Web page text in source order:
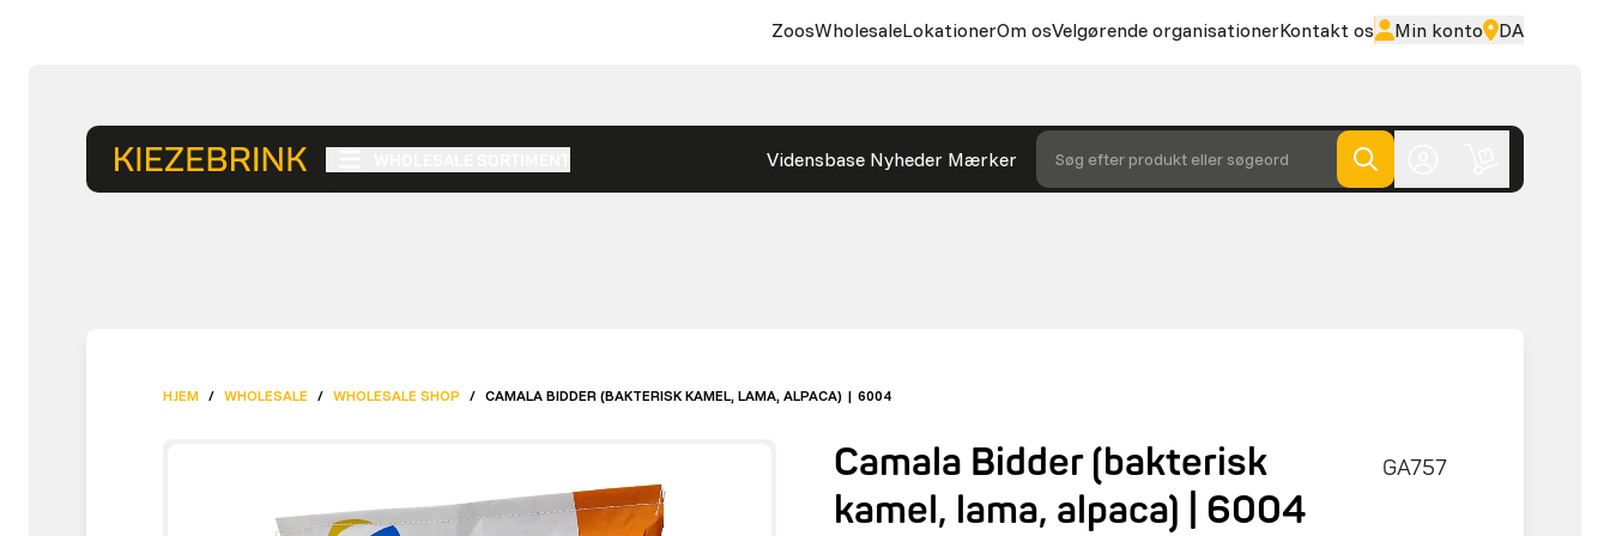
ZoosWholesaleLokationerOm osVelgørende organisationerKontakt os Min konto DA
Vidensbase Nyheder Mærker Søg efter produkt eller søgeord
HJEM / WHOLESALE / WHOLESALE SHOP / CAMALA BIDDER (BAKTERISK KAMEL, LAMA, ALPACA) | 6004
Camala Bidder (bakterisk
kamel, lama, alpaca) | 6004
GA757